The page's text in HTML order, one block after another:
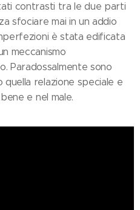
contrasti tra le due parti
sfociare mai in un addio
è stata edificata
meccanismo
Paradossalmente sono
relazione speciale e
e nel male.